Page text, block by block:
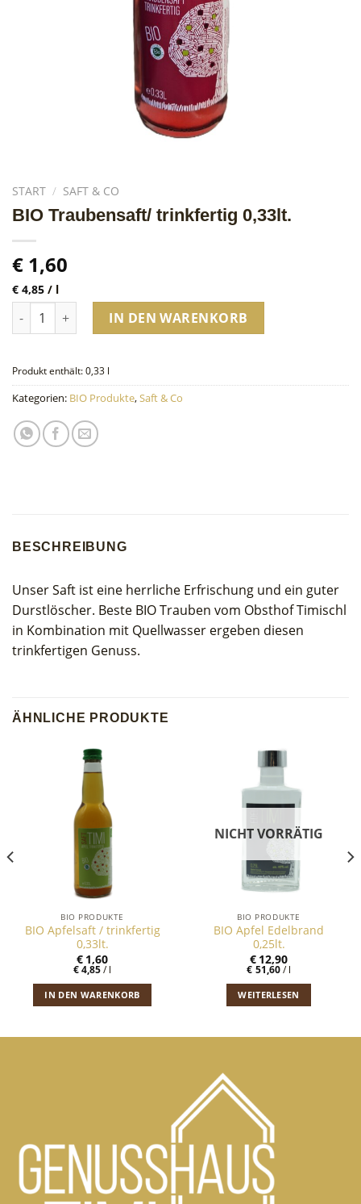
START / SAFT & CO
BIO Traubensaft/ trinkfertig 0,33lt.
€ 1,60
€ 4,85/ l
BIO Traubensaft/ trinkfertig 0,33lt. Menge
IN DEN WARENKORB
Produkt enthält: 0,33 l
Kategorien: BIO Produkte,Saft & Co
BESCHREIBUNG
Unser Saft ist eine herrliche Erfrischung und ein guter
Durstlöscher. Beste BIO Trauben vom Obsthof Timischl
in Kombination mit Quellwasser ergeben diesen
trinkfertigen Genuss.
ÄHNLICHE PRODUKTE
BIO PRODUKTE
BIO Apfelsaft / trinkfertig
0,33lt.
€ 1,60
€4,85/l
IN DEN WARENKORB
NICHT VORRÄTIG
BIO PRODUKTE
BIO Apfel Edelbrand
0,25lt.
€ 12,90
€ 51,60/l
WEITERLESEN